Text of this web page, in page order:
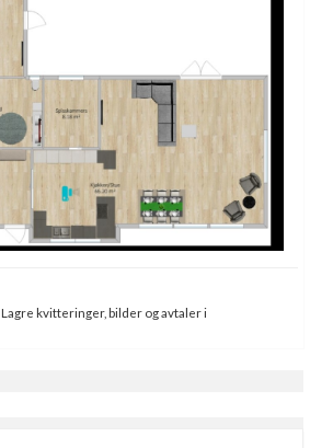
Lagre kvitteringer, bilder og avtaler i